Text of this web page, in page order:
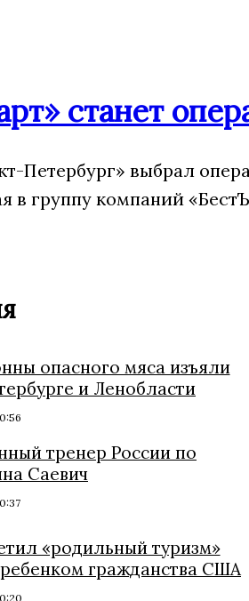
станет
Петербург» выбрал
в группу компаний
опасного мяса изъяли
и Ленобласти
тренер России по
Саевич
«родильный туризм»
гражданства США